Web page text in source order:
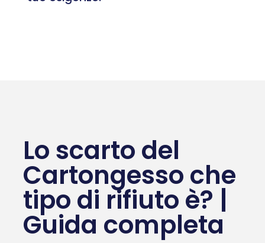
Lo scarto del
Cartongesso che
tipo di rifiuto è? |
Guida completa